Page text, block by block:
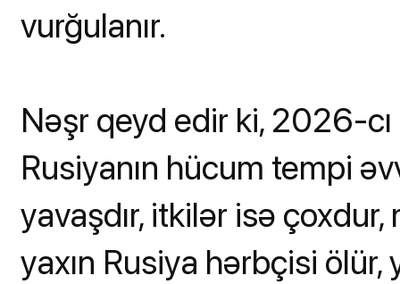
vurğulanır.
Nəşr qeyd edir ki, 2026-
Rusiyanın hücum tempi
yavaşdır, itkilər isə
yaxın Rusiya hərbçisi ölür,